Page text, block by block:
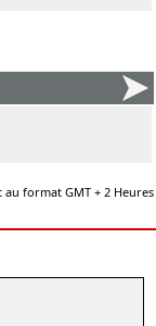
au format GMT + 2 Heures